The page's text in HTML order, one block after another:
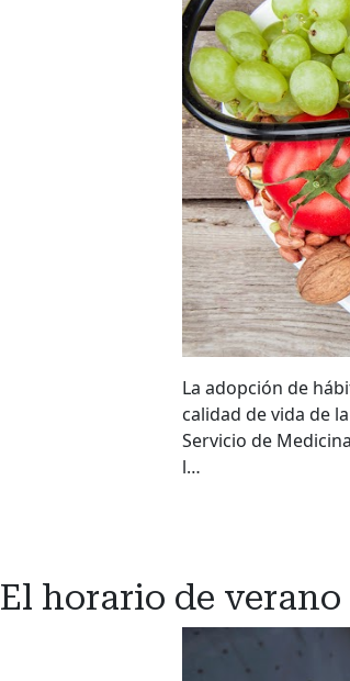
La adopción de
calidad de vida de
Servicio de
l…
El horario de